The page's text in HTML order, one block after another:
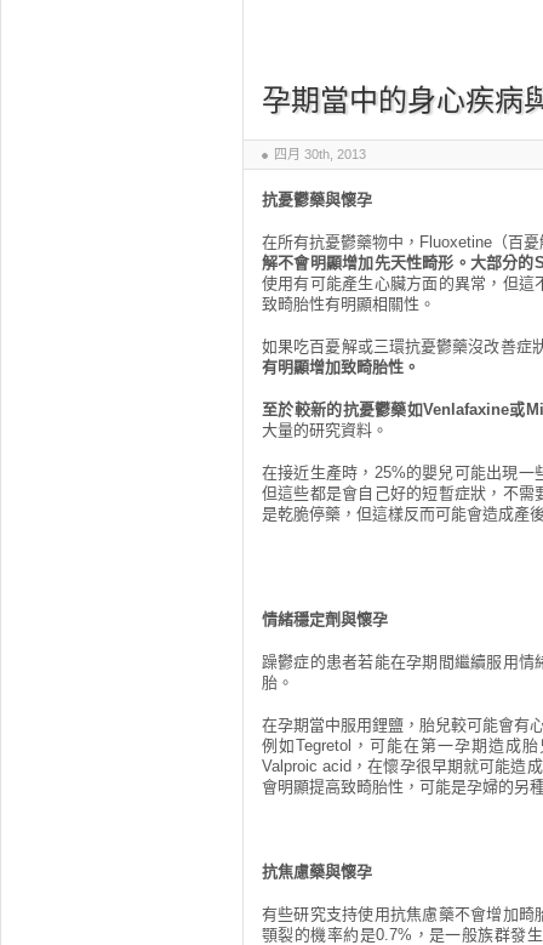
孕期當中的身心疾病
四月 30th, 2013
抗憂鬱藥與懷孕
在所有抗憂鬱藥物中，Fluoxetine（百
解不會明顯增加先天性畸形。大部分的
使用有可能產生心臟方面的異常，但
致畸胎性有明顯相關性。
如果吃百憂解或三環抗憂鬱藥沒改善症
有明顯增加致畸胎性。
至於較新的抗憂鬱藥如Venlafaxine或
大量的研究資料。
在接近生產時，25%的嬰兒可能出現
但這些都是會自己好的短暫症狀，不
是乾脆停藥，但這樣反而可能會造成產
情緒穩定劑與懷孕
躁鬱症的患者若能在孕期間繼續服用
胎。
在孕期當中服用鋰鹽，胎兒較可能會有
例如Tegretol，可能在第一孕期造成
Valproic acid，在懷孕很早期就可能造
會明顯提高致畸胎性，可能是孕婦的另
抗焦慮藥與懷孕
有些研究支持使用抗焦慮藥不會增加
顎裂的機率約是0.7%，是一般族群發